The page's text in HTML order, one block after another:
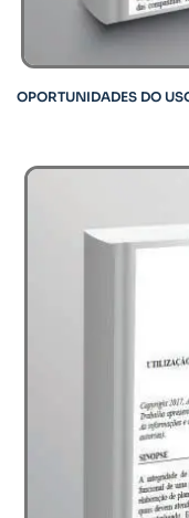
OPORTUNIDADES DO